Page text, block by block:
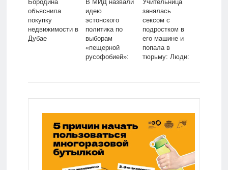
Бородина
объяснила
покупку
недвижимости в
Дубае
В МИД назвали
идею
эстонского
политика по
выборам
«пещерной
русофобией»:
Lenta.ru
Учительница
занялась
сексом с
подростком в
его машине и
попала в
тюрьму: Люди: